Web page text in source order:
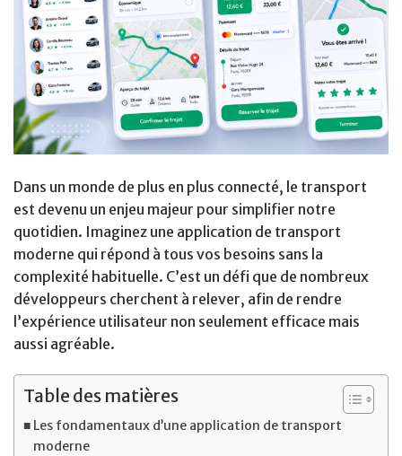
Dans un monde de plus en plus connecté, le transport
est devenu un enjeu majeur pour simplifier notre
quotidien. Imaginez une application de transport
moderne qui répond à tous vos besoins sans la
complexité habituelle. C’est un défi que de nombreux
développeurs cherchent à relever, afin de rendre
l’expérience utilisateur non seulement efficace mais
aussi agréable.
Table des matières
Les fondamentaux d’une application de transport
moderne